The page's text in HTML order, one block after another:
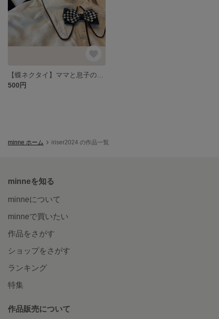
500円
minne ホーム iriser2024 の作品一覧
minneを知る
minneについて
minneで買いたい
作品をさがす
ショップをさがす
ランキング
特集
作品販売について